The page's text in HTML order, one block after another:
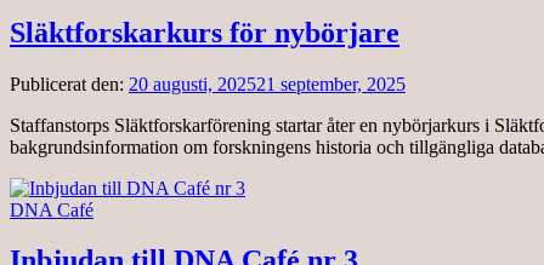
Släktforskarkurs för nybörjare
Publicerat den: 20 augusti, 202521 september, 2025
Staffanstorps Släktforskarförening startar åter en nybörjarkurs i
bakgrundsinformation om forskningens historia och tillgängliga
DNA Café